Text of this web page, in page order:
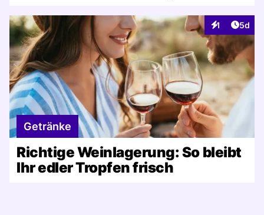
1
Interaktionen
5d
Getränke
Richtige Weinlagerung: So bleibt
Ihr edler Tropfen frisch